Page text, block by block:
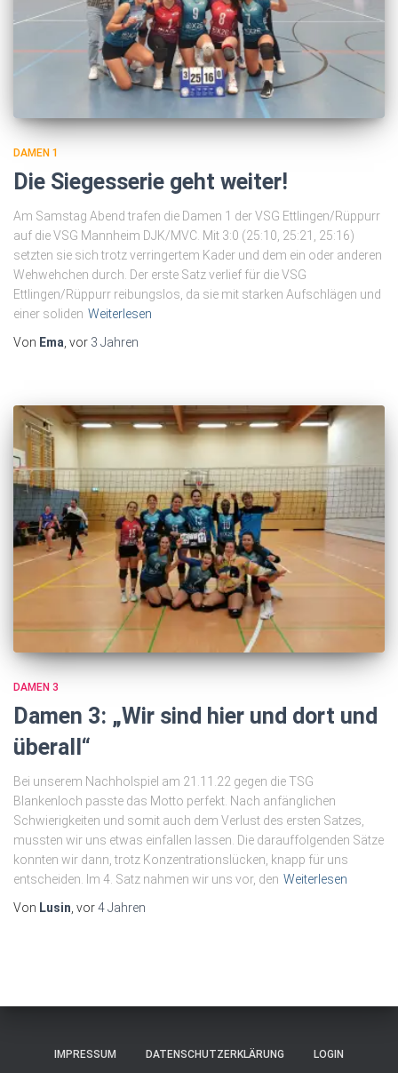
DAMEN 1
Die Siegesserie geht weiter!
Am Samstag Abend trafen die Damen 1 der VSG Ettlingen/Rüppurr
auf die VSG Mannheim DJK/MVC. Mit 3:0 (25:10, 25:21, 25:16)
setzten sie sich trotz verringertem Kader und dem ein oder anderen
Wehwehchen durch. Der erste Satz verlief für die VSG
Ettlingen/Rüppurr reibungslos, da sie mit starken Aufschlägen und
einer soliden Weiterlesen
Von Ema , vor 3 Jahren
DAMEN 3
Damen 3: „Wir sind hier und dort und
überall“
Bei unserem Nachholspiel am 21.11.22 gegen die TSG
Blankenloch passte das Motto perfekt. Nach anfänglichen
Schwierigkeiten und somit auch dem Verlust des ersten Satzes,
mussten wir uns etwas einfallen lassen. Die darauffolgenden Sätze
konnten wir dann, trotz Konzentrationslücken, knapp für uns
entscheiden. Im 4. Satz nahmen wir uns vor, den Weiterlesen
Von Lusin, vor4 Jahren
IMPRESSUM DATENSCHUTZERKLÄRUNG LOGIN